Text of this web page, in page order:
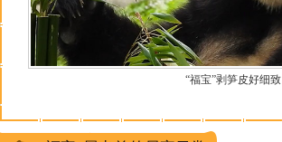
“福宝”剥笋皮好细致